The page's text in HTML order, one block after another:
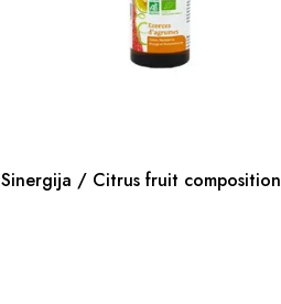
Sinergija / Citrus fruit composition